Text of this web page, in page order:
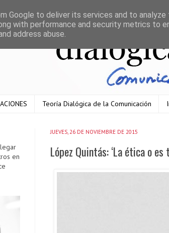
Teoría Dialógica de la Comunicación
JUEVES, 26 DE NOVIEMBRE DE 2015
López Quintás: ‘La ética o
en
Google to deliver its services and to analyze
with performance and security metrics to
address abuse.